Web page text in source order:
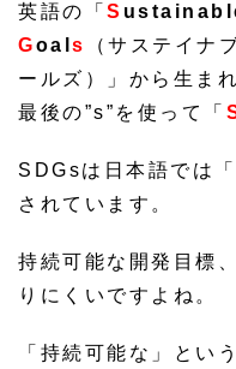
英語の「 S
Goal s
（サステイ
ールズ）」から生ま
最後の”s”を使って「
SDGsは日本語では「
されています。
持続可能な開発目標
りにくいですよね。
「持続可能な」とい